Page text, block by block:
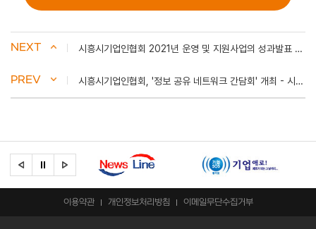
NEXT 시흥시기업인협회 2021년 운영 및 지원사업의 성과발표 - 주간시흥
PREV 시흥시기업인협회, '정보 공유 네트워크 간담회' 개최 - 시사매거진
이용약관 개인정보처리방침 이메일무단수집거부